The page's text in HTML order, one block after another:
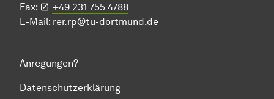
Fax:
+49 231 755 4788
E-Mail: rer.rp@tu-dortmund.de
Anregungen?
Datenschutzerklärung